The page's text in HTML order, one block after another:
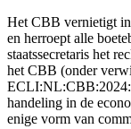
Het CBB vernietigt in
en herroept alle
staatssecretaris het
het CBB (onder
handeling in de
enige vorm van